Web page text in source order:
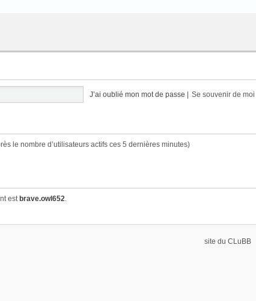
J’ai oublié mon mot de passe | Se souvenir de moi
le nombre d’utilisateurs actifs ces 5 dernières minutes)
estbrave.owl652.
site du CLuBB